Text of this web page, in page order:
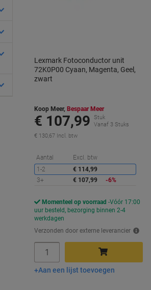
Lexmark Fotoconductor unit
72K0P00 Cyaan, Magenta, Geel,
zwart
Koop Meer, Bespaar Meer
€ 107,99
Stuk
Vanaf 3 Stuks
€ 130,67 Incl. btw
Aantal Excl. btw
1-2
€ 114,99
3+
€ 107,99 -6%
Momenteel op voorraad Vóór 17:00
uur besteld, bezorging binnen 2-4
werkdagen
Verzonden door externe leverancier
In winkelwagen
Aan een lijst toevoegen